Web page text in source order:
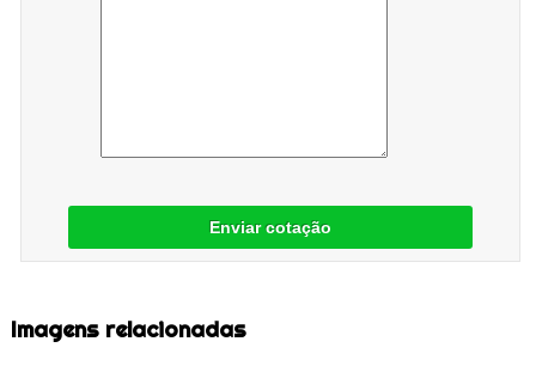
Enviar cotação
Imagens relacionadas